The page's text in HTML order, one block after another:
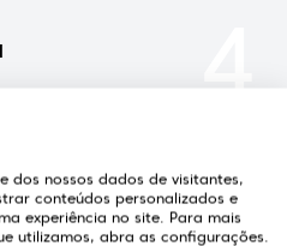
a melhor solução
dos nossos dados de visitantes,
conteúdos personalizados e
experiência no site. Para mais
utilizamos, abra as configurações.